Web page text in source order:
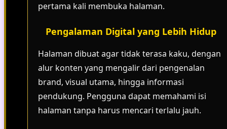
pertama kali membuka halaman.
Pengalaman Digital yang Lebih Hidup
Halaman dibuat agar tidak terasa kaku, dengan
alur konten yang mengalir dari pengenalan
brand, visual utama, hingga informasi
pendukung. Pengguna dapat memahami isi
halaman tanpa harus mencari terlalu jauh.